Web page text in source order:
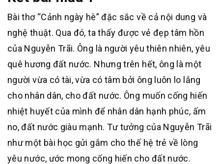
Bài thơ “Cảnh ngày hè” đặc sắc về cả nội dung và
nghệ thuật. Qua đó, ta thấy được vẻ đẹp tâm hồn
của Nguyễn Trãi. Ông là người yêu thiên nhiên, yêu
quê hương đất nước. Nhưng trên hết, ông là một
người vừa có tài, vừa có tâm bởi ông luôn lo lắng
cho nhân dân, cho đất nước. Ông muốn cống hiến
nhiệt huyết của mình để nhân dân hạnh phúc, ấm
no, đất nước giàu mạnh. Tư tưởng của Nguyễn Trãi
như một bài học gửi gắm cho thế hệ trẻ về lòng
yêu nước, ước mong cống hiến cho đất nước.